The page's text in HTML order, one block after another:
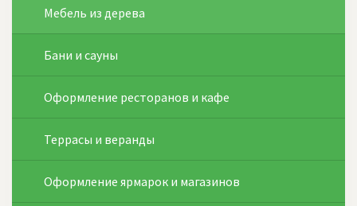
Мебель из дерева
Бани и сауны
Оформление ресторанов и кафе
Террасы и веранды
Оформление ярмарок и магазинов